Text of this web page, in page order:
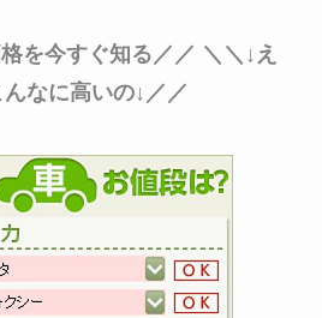
を今すぐ知る／／ ＼＼↓え
なに高いの↓／／